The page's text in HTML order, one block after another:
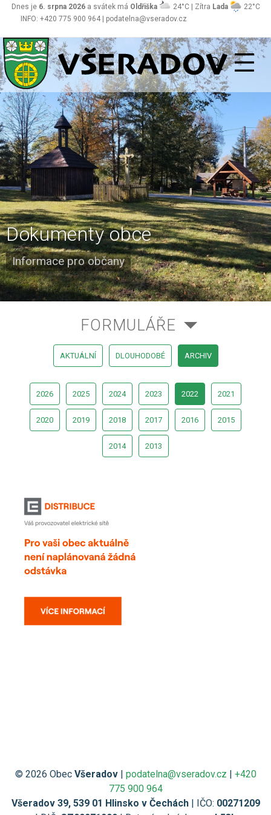
INFO: +420 775 900 964 | podatelna@vseradov.cz
Dnes je 6. srpna 2026a svátek má Oldřiška 24°C | Zítra Lada 22°C
Všeradov
Dokumenty obce
Informace pro občany
FORMULÁŘE
AKTUÁLNÍ DLOUHODOBÉ ARCHIV
2026 2025 2024 2023 2022 2021
2020 2019 2018 2017 2016 2015
2014 2013
© 2026 Obec Všeradov| podatelna@vseradov.cz | +420
775 900 964
Všeradov 39, 539 01 Hlinsko v Čechách| IČO: 00271209